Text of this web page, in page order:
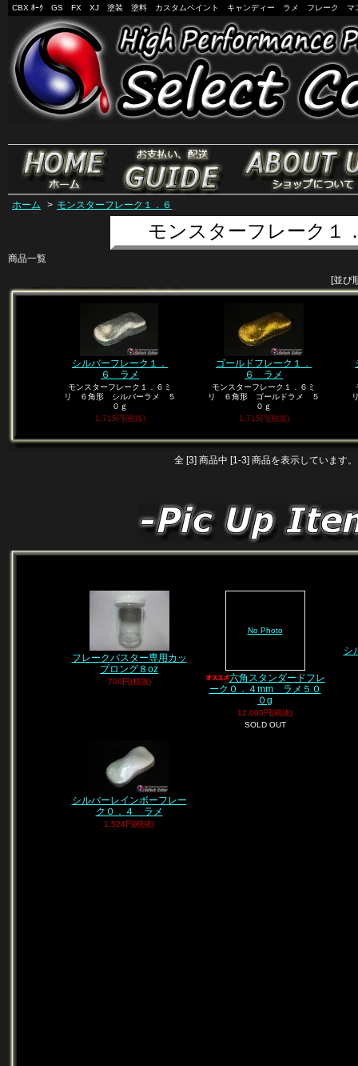
CBX ﾎｰｸ GS FX XJ 塗装 塗料 カスタムペイント キャンディー ラメ フレーク マ
ホーム > モンスターフレーク１．６
モンスターフレーク１
商品一覧
[並び
シルバーフレーク１．
６ ラメ
モンスターフレーク１．６ミ
リ ６角形 シルバーラメ ５
０ｇ
1,715円(税抜)
ゴールドフレーク１．
６ ラメ
モンスターフレーク１．６ミ
リ ６角形 ゴールドラメ ５
０ｇ
1,715円(税抜)
全 [3] 商品中 [1-3] 商品を表示しています。
フレークバスター専用カッ
プロング８oz
700円(税抜)
No Photo
六角スタンダードフレ
ーク０．４mm ラメ５０
０g
12,000円(税抜)
SOLD OUT
シ
シルバーレインボーフレー
ク０．４ ラメ
1,524円(税抜)